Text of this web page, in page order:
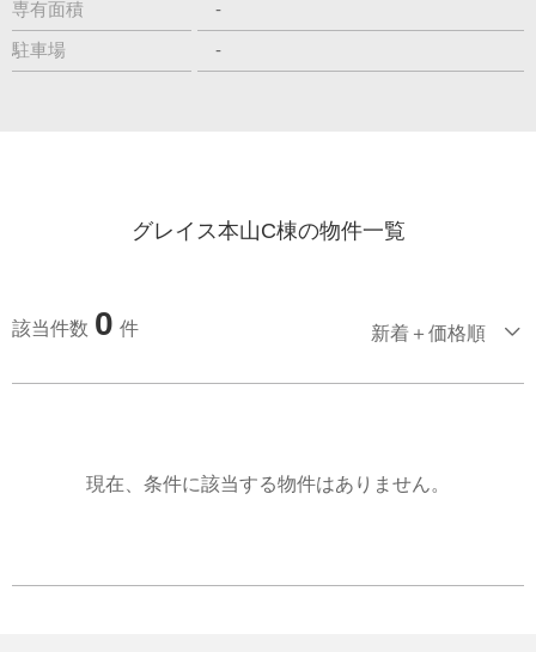
専有面積 -
駐車場 -
グレイス本山C棟の物件一覧
該当件数 0 件 新着＋価格順
現在、条件に該当する物件はありません。